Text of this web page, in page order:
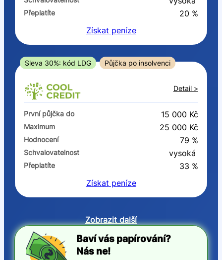
V hotovosti
ano
Přeplatíte
20 %
Získat peníze
Sleva 30%: kód LDG Půjčka po insolvenci
Detail >
První půjčka do 15 000 Kč
Maximum 25 000 Kč
Hodnocení 79 %
Schvalovatelnost vysoká
Přeplatíte
33 %
Získat peníze
Zobrazit další
Baví vás papírování?
Nás ne!